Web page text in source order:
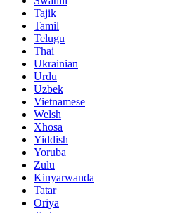
Tajik
Tamil
Telugu
Thai
Ukrainian
Urdu
Uzbek
Vietnamese
Welsh
Xhosa
Yiddish
Yoruba
Zulu
Kinyarwanda
Tatar
Oriya